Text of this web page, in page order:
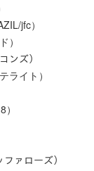
jfc）
）
ズ）
イト）
ァローズ）